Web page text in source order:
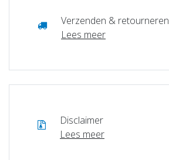
Verzenden & retourneren
Lees meer
Disclaimer
Lees meer